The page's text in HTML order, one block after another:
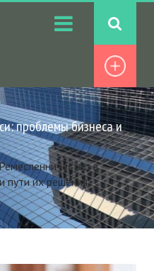
проблемы бизнеса и
в
пути их решения